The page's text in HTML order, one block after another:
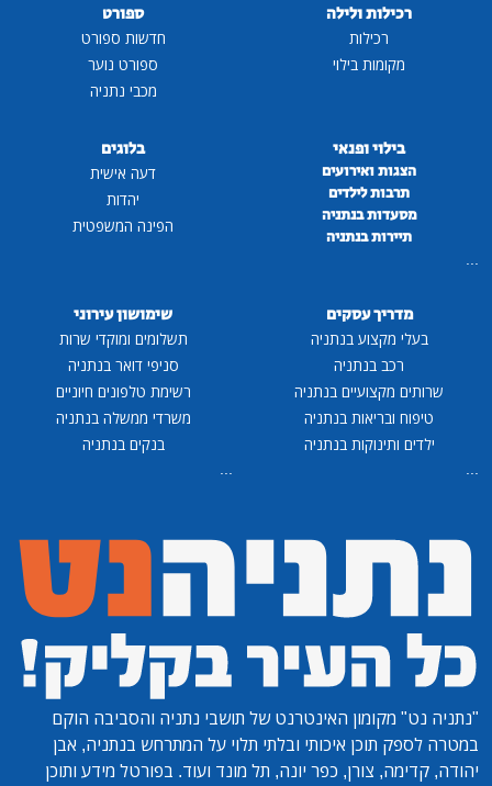
רכילות ולילה
רכילות
מקומות בילוי
ספורט
חדשות ספורט
ספורט נוער
מכבי נתניה
בילוי ופנאי
הצגות ואירועים
תרבות לילדים
מסעדות בנתניה
תיירות בנתניה
בלוגים
דעה אישית
יהדות
הפינה המשפטית
מדריך עסקים
בעלי מקצוע בנתניה
רכב בנתניה
שרותים מקצועיים בנתניה
טיפוח ובריאות בנתניה
ילדים ותינוקות בנתניה
שימושון עירוני
תשלומים ומוקדי שרות
סניפי דואר בנתניה
רשימת טלפונים חיוניים
משרדי ממשלה בנתניה
בנקים בנתניה
"נתניה נט" מקומון האינטרנט של תושבי נתניה והסביבה הוקם
במטרה לספק תוכן איכותי ובלתי תלוי על המתרחש בנתניה, אבן
יהודה, קדימה, צורן, כפר יונה, תל מונד ועוד. בפורטל מידע ותוכן